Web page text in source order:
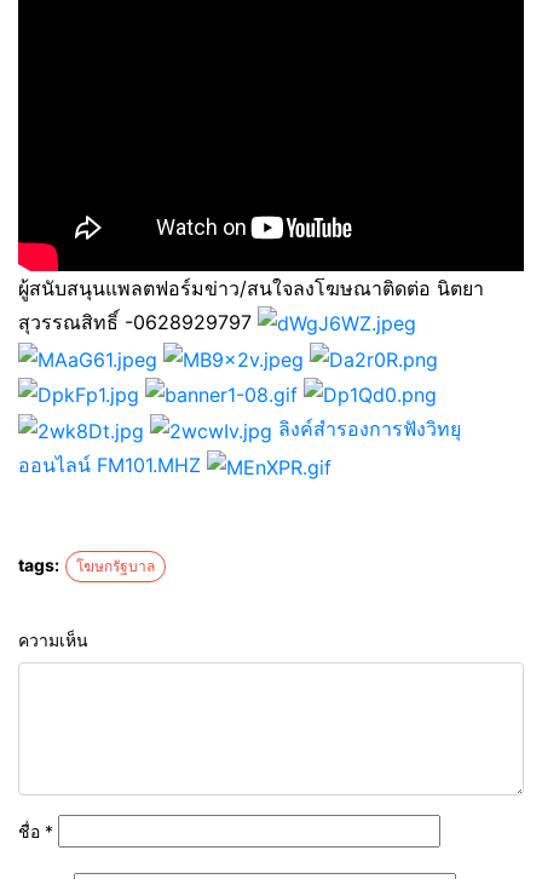
ผู้สนับสนุนแพลตฟอร์มข่าว/สนใจลงโฆษณาติดต่อ นิตยา
สุวรรณสิทธิ์ -0628929797
ลิงค์สำรองการฟังวิทยุ
ออนไลน์ FM101.MHZ
tags: โฆษกรัฐบาล
ความเห็น
ชื่อ *